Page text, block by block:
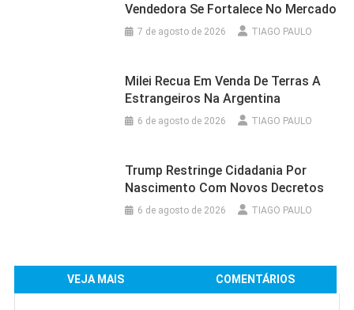
Vendedora Se Fortalece No Mercado
7 de agosto de 2026 TIAGO PAULO
Milei Recua Em Venda De Terras A
Estrangeiros Na Argentina
6 de agosto de 2026 TIAGO PAULO
Trump Restringe Cidadania Por
Nascimento Com Novos Decretos
6 de agosto de 2026 TIAGO PAULO
VEJA MAIS COMENTÁRIOS